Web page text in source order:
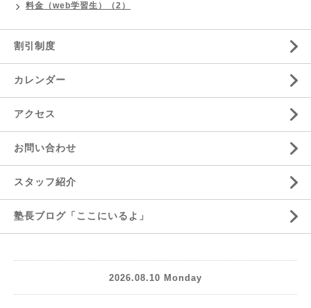
料金（web学習生）（2）
割引制度
カレンダー
アクセス
お問い合わせ
スタッフ紹介
塾長ブログ「ここにいるよ」
2026.08.10 Monday